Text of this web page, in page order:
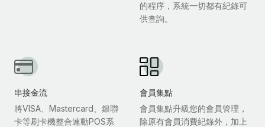
的程序，系統一切都有紀錄可
供查詢。
串接金流
將VISA、Mastercard、銀聯
卡等刷卡機整合連動POS系
會員集點
會員集點升級您的會員管理，
除原有會員消費紀錄外，加上